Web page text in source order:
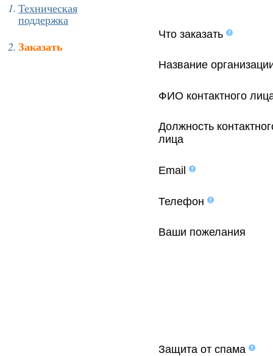
Техническая
поддержка
Заказать
Что заказать
Название
ФИО контактного
Должность
лица
Email
Телефон
Ваши пожелания
Защита от спама